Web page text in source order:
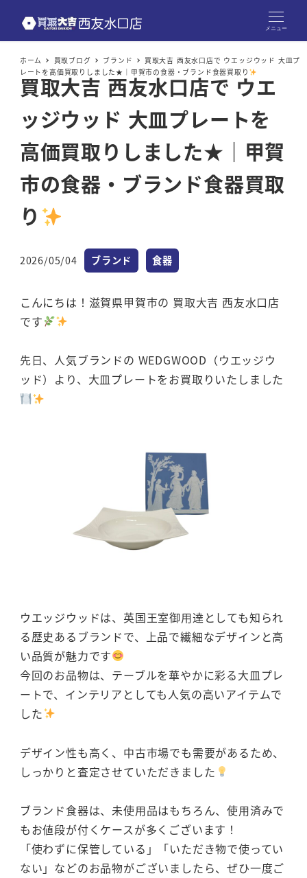
メニュー
ホーム 買取ブログ ブランド
買取大吉 西友水口店で ウエッジウッド 大皿プ
レートを高価買取りしました★｜甲賀市の食器・ブランド食器買取り
買取大吉 西友水口店で ウエ
ッジウッド 大皿プレートを
高価買取りしました★｜甲賀
市の食器・ブランド食器買取
り
投稿日
2026/05/04 カテゴリー
ブランド カテゴリー
食器
こんにちは！滋賀県甲賀市の 買取大吉 西友水口店
です
先日、人気ブランドの WEDGWOOD（ウエッジウ
ッド）より、大皿プレートをお買取りいたしました
ウエッジウッドは、英国王室御用達としても知られ
る歴史あるブランドで、上品で繊細なデザインと高
い品質が魅力です
今回のお品物は、テーブルを華やかに彩る大皿プレ
ートで、インテリアとしても人気の高いアイテムで
した
デザイン性も高く、中古市場でも需要があるため、
しっかりと査定させていただきました
ブランド食器は、未使用品はもちろん、使用済みで
もお値段が付くケースが多くございます！
「使わずに保管している」「いただき物で使ってい
ない」などのお品物がございましたら、ぜひ一度ご